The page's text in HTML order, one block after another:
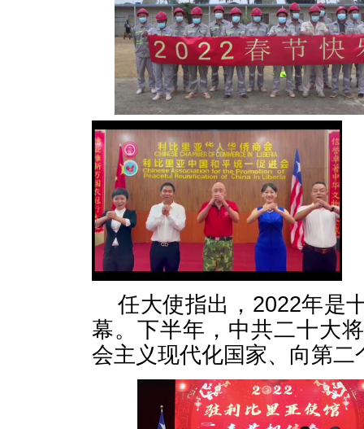
任大使指出，2022年是
幕。下半年，中共二十大
会主义现代化国家、向第